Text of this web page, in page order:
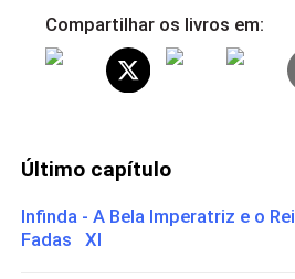
Compartilhar os livros em:
Último capítulo
Infinda - A Bela Imperatriz e o
Fadas XI